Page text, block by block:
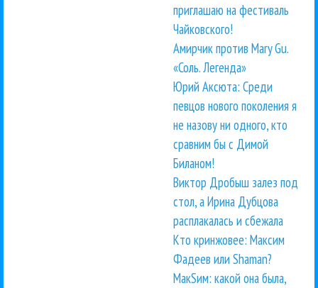
приглашаю на фестиваль
Чайковского!
Амирчик против Mary Gu.
«Соль. Легенда»
Юрий Аксюта: Среди
певцов нового поколения я
не назову ни одного, кто
сравним бы с Димой
Биланом!
Виктор Дробыш залез под
стол, а Ирина Дубцова
расплакалась и сбежала
Кто кринжовее: Максим
Фадеев или Shaman?
МакSим: какой она была,